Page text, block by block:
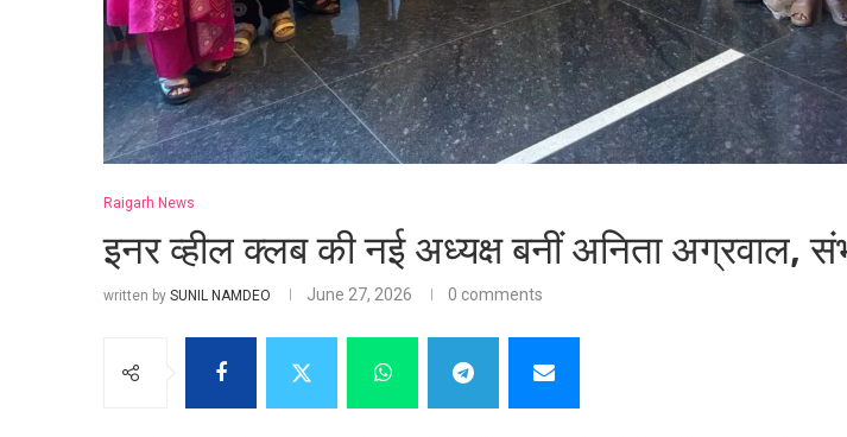
Raigarh News
इनर व्हील क्लब की नई अध्यक्ष बनीं अनिता अग्रवाल,
written by SUNIL NAMDEO June 27, 2026 0 comments